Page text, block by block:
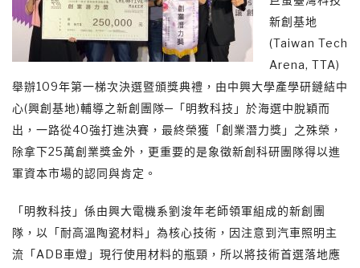
新創基地
(Taiwan Tech
Arena, TTA)
舉辦109年第一梯次決選暨頒獎典禮，由中興大學產學研鏈結中
心(興創基地)輔導之新創團隊─「明教科技」於海選中脫穎而
出，一路從40強打進決賽，最終榮獲「創業潛力獎」之殊榮，
除拿下25萬創業獎金外，更重要的是象徵新創科研團隊得以進
軍資本市場的認同與肯定。
「明教科技」係由興大電機系劉浚年老師領軍組成的新創團
隊，以「耐高溫陶瓷材料」為核心技術，因注意到汽車照明主
流「ADB車燈」現行使用材料的瓶頸，所以將技術首選落地應